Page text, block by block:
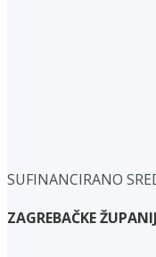
SUFINANCIRANO
ZAGREBAČKE